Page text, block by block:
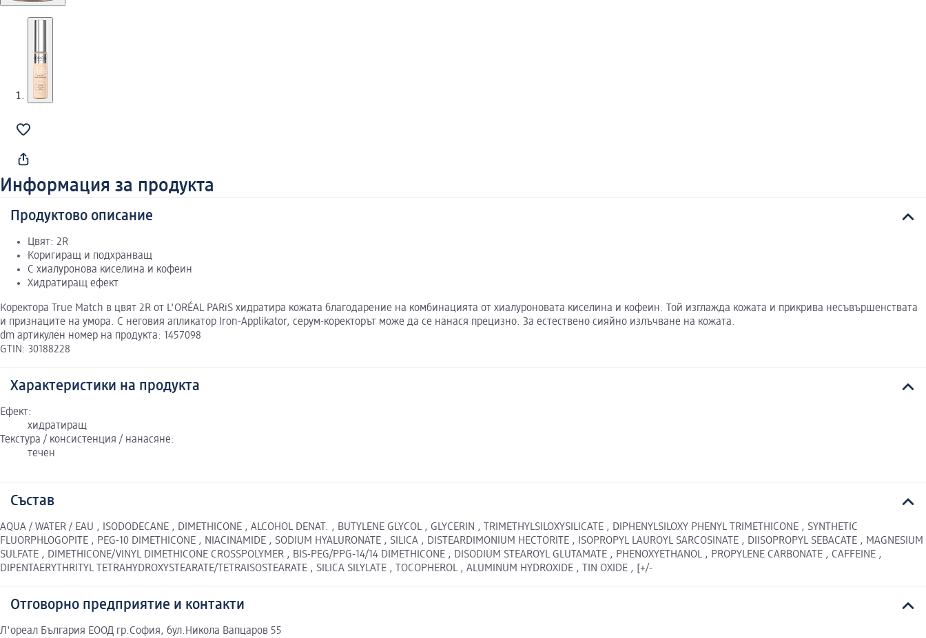
Информация за продукта
Продуктово описание
Цвят: 2R
Коригиращ и подхранващ
С хиалуронова киселина и кофеин
Хидратиращ ефект
Коректора True Match в цвят 2R от L'ORÉAL PARiS хидратира кожата благодарение на комбинацията от хиалуроновата киселина и кофеин. Той изглажда кожата и прикрива несъвършенствата
и признаците на умора. С неговия апликатор Iron-Applikator, серум-коректорът може да се нанася прецизно. За естествено сияйно излъчване на кожата.
dm артикулен номер на продукта: 1457098
GTIN: 30188228
Характеристики на продукта
Ефект:
хидратиращ
Текстура / консистенция / нанасяне:
течен
Състав
AQUA / WATER / EAU , ISODODECANE , DIMETHICONE , ALCOHOL DENAT. , BUTYLENE GLYCOL , GLYCERIN , TRIMETHYLSILOXYSILICATE , DIPHENYLSILOXY PHENYL TRIMETHICONE , SYNTHETIC
FLUORPHLOGOPITE , PEG-10 DIMETHICONE , NIACINAMIDE , SODIUM HYALURONATE , SILICA , DISTEARDIMONIUM HECTORITE , ISOPROPYL LAUROYL SARCOSINATE , DIISOPROPYL SEBACATE , MAGNESIUM
SULFATE , DIMETHICONE/VINYL DIMETHICONE CROSSPOLYMER , BIS-PEG/PPG-14/14 DIMETHICONE , DISODIUM STEAROYL GLUTAMATE , PHENOXYETHANOL , PROPYLENE CARBONATE , CAFFEINE ,
DIPENTAERYTHRITYL TETRAHYDROXYSTEARATE/TETRAISOSTEARATE , SILICA SILYLATE , TOCOPHEROL , ALUMINUM HYDROXIDE , TIN OXIDE , [+/-
Отговорно предприятие и контакти
Л'ореал България ЕООД гр.София, бул.Никола Вапцаров 55